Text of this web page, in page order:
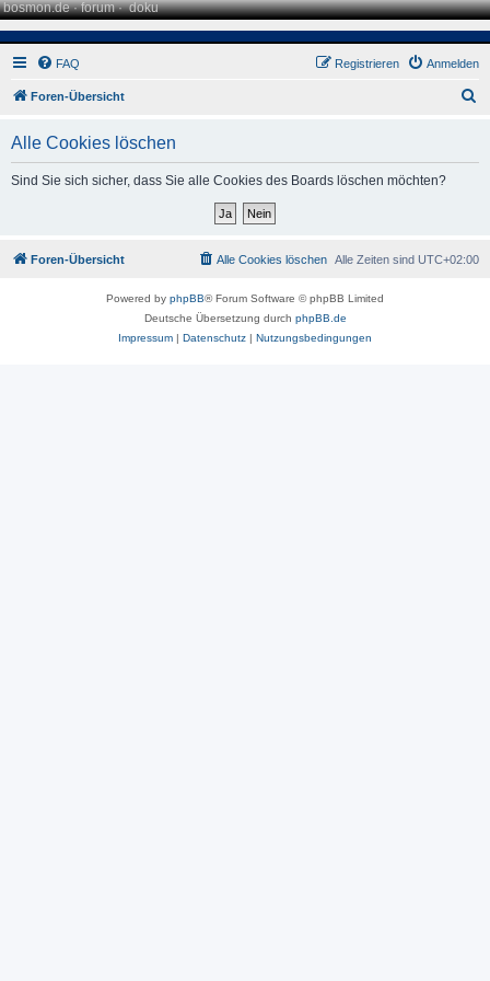
bosmon.de·forum·doku
FAQ Anmelden
Registrieren
Foren-Übersicht
Alle Cookies löschen
Sind Sie sich sicher, dass Sie alle Cookies des Boards löschen möchten?
Foren-Übersicht Alle Zeiten sind UTC+02:00
Alle Cookies löschen
Powered by phpBB® Forum Software © phpBB Limited
Deutsche Übersetzung durch phpBB.de
Impressum | Datenschutz | Nutzungsbedingungen